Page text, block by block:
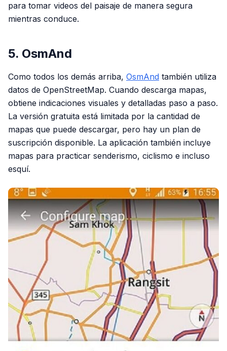
para tomar videos del paisaje de manera segura
mientras conduce.
5. OsmAnd
Como todos los demás arriba, OsmAnd también utiliza
datos de OpenStreetMap. Cuando descarga mapas,
obtiene indicaciones visuales y detalladas paso a paso.
La versión gratuita está limitada por la cantidad de
mapas que puede descargar, pero hay un plan de
suscripción disponible. La aplicación también incluye
mapas para practicar senderismo, ciclismo e incluso
esquí.